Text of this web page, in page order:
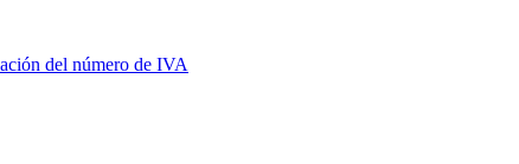
del número de IVA